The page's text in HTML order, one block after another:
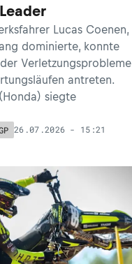
Lucas Coenen,
dominierte, konnte
Verletzungsprobleme
antreten.
siegte
26.07.2026 - 15:21